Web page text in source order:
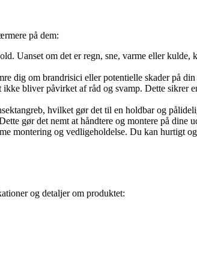
på dem:
Uanset om det er regn, sne, varme eller
dig om brandrisici eller potentielle skader på din
bliver påvirket af råd og svamp. Dette sikrer
hvilket gør det til en holdbar og
gør det nemt at håndtere og montere på dine
montering og vedligeholdelse. Du kan hurtigt
og detaljer om produktet: